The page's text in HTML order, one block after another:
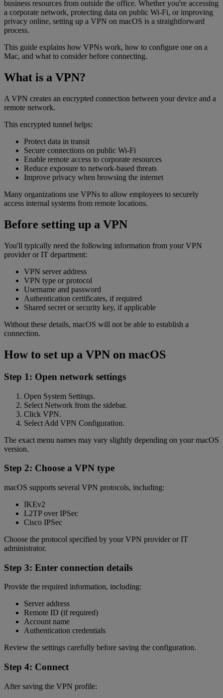
business resources from outside the office. Whether you're accessing
a corporate network, protecting data on public Wi-Fi, or improving
privacy online, setting up a VPN on macOS is a straightforward
process.
This guide explains how VPNs work, how to configure one on a
Mac, and what to consider before connecting.
What is a VPN?
A VPN creates an encrypted connection between your device and a
remote network.
This encrypted tunnel helps:
Protect data in transit
Secure connections on public Wi-Fi
Enable remote access to corporate resources
Reduce exposure to network-based threats
Improve privacy when browsing the internet
Many organizations use VPNs to allow employees to securely
access internal systems from remote locations.
Before setting up a VPN
You'll typically need the following information from your VPN
provider or IT department:
VPN server address
VPN type or protocol
Username and password
Authentication certificates, if required
Shared secret or security key, if applicable
Without these details, macOS will not be able to establish a
connection.
How to set up a VPN on macOS
Step 1: Open network settings
Open System Settings.
Select Network from the sidebar.
Click VPN.
Select Add VPN Configuration.
The exact menu names may vary slightly depending on your macOS
version.
Step 2: Choose a VPN type
macOS supports several VPN protocols, including:
IKEv2
L2TP over IPSec
Cisco IPSec
Choose the protocol specified by your VPN provider or IT
administrator.
Step 3: Enter connection details
Provide the required information, including:
Server address
Remote ID (if required)
Account name
Authentication credentials
Review the settings carefully before saving the configuration.
Step 4: Connect
After saving the VPN profile: